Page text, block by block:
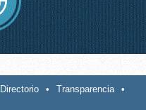
Directorio • Transparencia •